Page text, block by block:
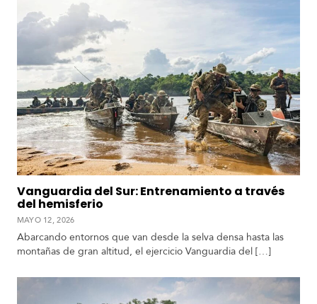
Vanguardia del Sur: Entrenamiento a través
del hemisferio
MAYO 12, 2026
Abarcando entornos que van desde la selva densa hasta las
montañas de gran altitud, el ejercicio Vanguardia del […]